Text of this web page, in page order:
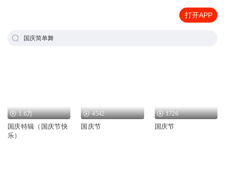
打开APP
国庆简单舞
1.6万
国庆特辑（国庆节快
乐）
4542
国庆节
1726
国庆节